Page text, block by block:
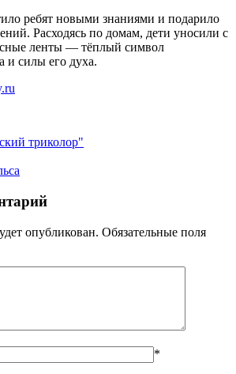
ребят новыми знаниями и подарило
Расходясь по домам, дети уносили с
ленты — тёплый символ
и силы его духа.
триколор"
опубликован. Обязательные поля
*